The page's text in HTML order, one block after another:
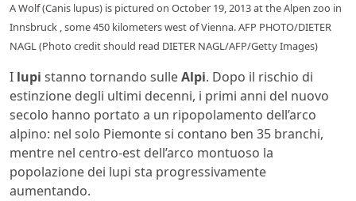
A Wolf (Canis lupus) is pictured on October 19, 2013 at the Alpen zoo in
Innsbruck , some 450 kilometers west of Vienna. AFP PHOTO/DIETER
NAGL (Photo credit should read DIETER NAGL/AFP/Getty Images)
I lupi stanno tornando sulleAlpi. Dopo il rischio di
estinzione degli ultimi decenni, i primi anni del nuovo
secolo hanno portato a un ripopolamento dell’arco
alpino: nel solo Piemonte si contano ben 35 branchi,
mentre nel centro-est dell’arco montuoso la
popolazione dei lupi sta progressivamente
aumentando.